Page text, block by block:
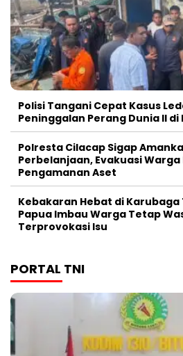
Polisi Tangani Cepat Kasus
Peninggalan Perang Dunia II
Polresta Cilacap Sigap
Perbelanjaan, Evakuasi Warga
Pengamanan Aset
Kebakaran Hebat di Karubaga
Papua Imbau Warga Tetap
Terprovokasi Isu
PORTAL TNI